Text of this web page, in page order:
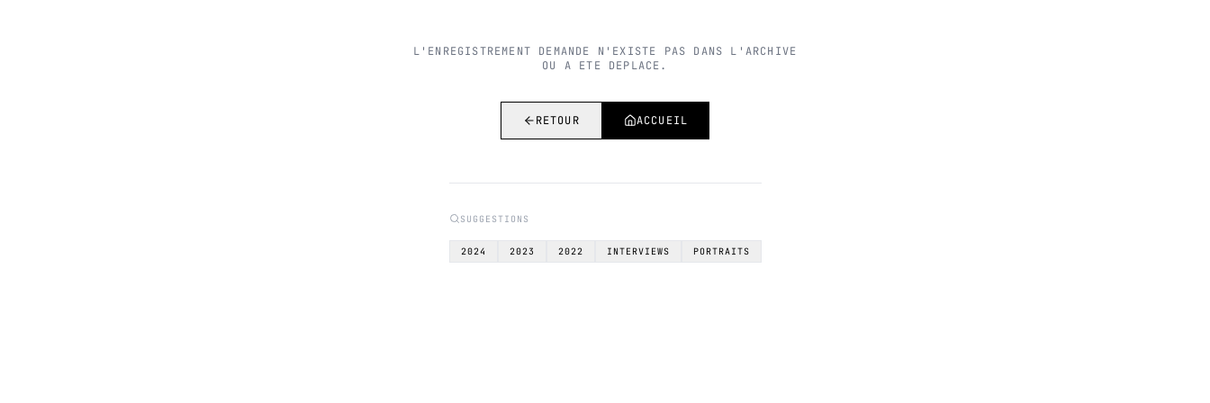
L'ENREGISTREMENT DEMANDE N'EXISTE PAS DANS L'ARCHIVE
OU A ETE DEPLACE.
RETOUR ACCUEIL
SUGGESTIONS
2024 2023 2022 INTERVIEWS PORTRAITS